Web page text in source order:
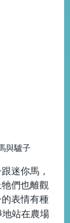
與驢子
迷你馬，
們也離觀
表情有種
地站在農場